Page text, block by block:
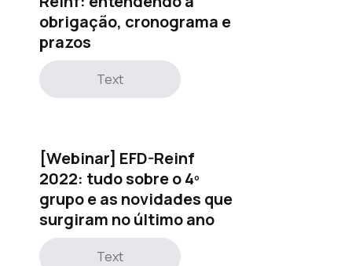
obrigação, cronograma e
prazos
Text
[Webinar] EFD-Reinf
2022: tudo sobre o 4º
grupo e as novidades que
surgiram no último ano
Text